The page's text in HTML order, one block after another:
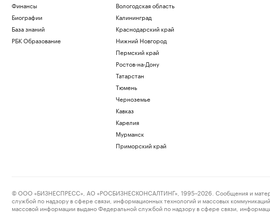
Финансы
Биографии
База знаний
РБК Образование
Вологодская область
Калининград
Краснодарский край
Нижний Новгород
Пермский край
Ростов-на-Дону
Татарстан
Тюмень
Черноземье
Кавказ
Карелия
Мурманск
Приморский край
© ООО «БИЗНЕСПРЕСС», АО «РОСБИЗНЕСКОНСАЛТИНГ», 1995–2026. Сообщения и
службой по надзору в сфере связи, информационных технологий и массовых
массовой информации выдано Федеральной службой по надзору в сфере связи,